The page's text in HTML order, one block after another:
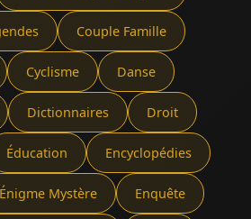
Couple Famille
Cyclisme Danse
Dictionnaires Droit
Éducation Encyclopédies
Énigme Mystère Enquête